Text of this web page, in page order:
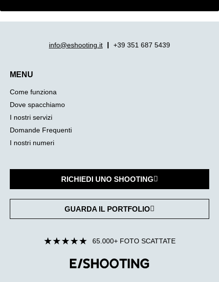
info@eshooting.it +39 351 687 5439
MENU
Come funziona
Dove spacchiamo
I nostri servizi
Domande Frequenti
I nostri numeri
RICHIEDI UNO SHOOTING
GUARDA IL PORTFOLIO
★★★★★ 65.000+ FOTO SCATTATE